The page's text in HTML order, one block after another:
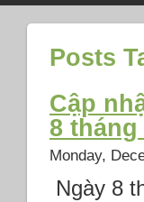
Posts
Cập
8 tháng
Monday,
Ngày 8